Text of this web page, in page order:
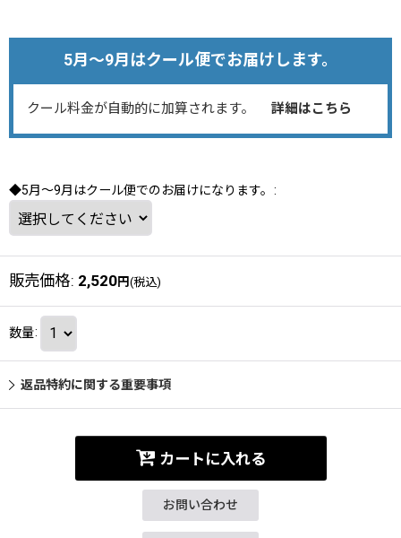
5月～9月はクール便でお届けします。
クール料金が自動的に加算されます。 詳細はこちら
◆5月～9月はクール便でのお届けになります。 :
販売価格: 2,520円 (税込)
数量:
返品特約に関する重要事項
カートに入れる
お問い合わせ